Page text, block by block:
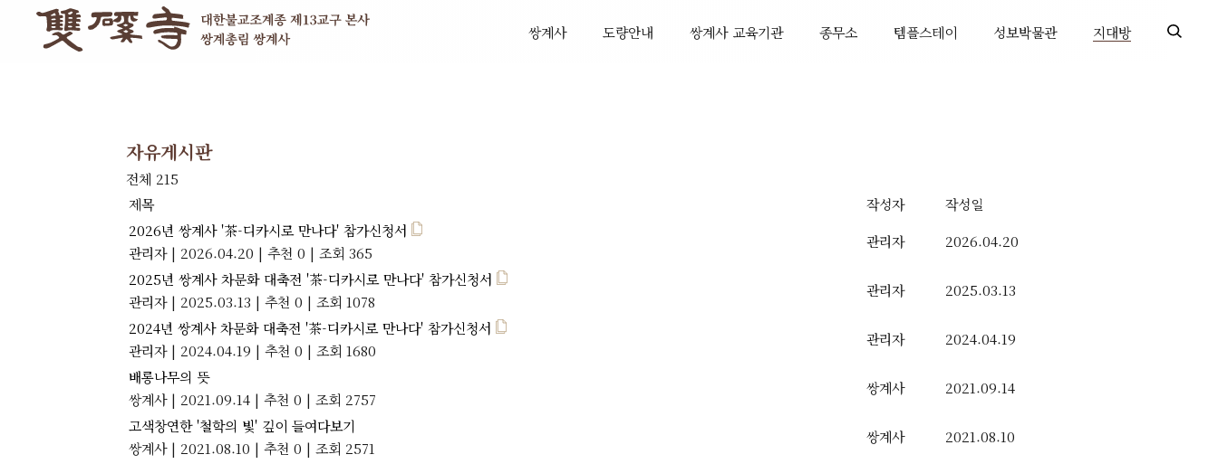
쌍계사 도량안내 쌍계사 교육기관 종무소 템플스테이 성보박물관 지대방
자유게시판
전체 215
제목
작성자
작성일
2026년 쌍계사 '茶-디카시로 만나다' 참가신청서
관리자 | 2026.04.20 | 추천 0 | 조회 365
관리자
2026.04.20
2025년 쌍계사 차문화 대축전 '茶-디카시로 만나다' 참가신청서
관리자 | 2025.03.13 | 추천 0 | 조회 1078
관리자
2025.03.13
2024년 쌍계사 차문화 대축전 '茶-디카시로 만나다' 참가신청서
관리자 | 2024.04.19 | 추천 0 | 조회 1680
관리자
2024.04.19
배롱나무의 뜻
쌍계사 | 2021.09.14 | 추천 0 | 조회 2757
쌍계사
2021.09.14
고색창연한 '철학의 빛' 깊이 들여다보기
쌍계사 | 2021.08.10 | 추천 0 | 조회 2571
쌍계사
2021.08.10